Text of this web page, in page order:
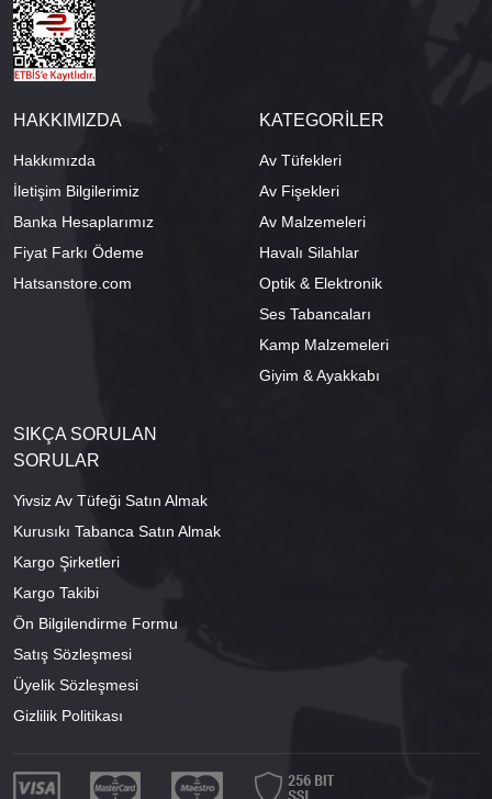
HAKKIMIZDA
Hakkımızda
İletişim Bilgilerimiz
Banka Hesaplarımız
Fiyat Farkı Ödeme
Hatsanstore.com
KATEGORİLER
Av Tüfekleri
Av Fişekleri
Av Malzemeleri
Havalı Silahlar
Optik & Elektronik
Ses Tabancaları
Kamp Malzemeleri
Giyim & Ayakkabı
SIKÇA SORULAN
SORULAR
Yivsiz Av Tüfeği Satın Almak
Kurusıkı Tabanca Satın Almak
Kargo Şirketleri
Kargo Takibi
Ön Bilgilendirme Formu
Satış Sözleşmesi
Üyelik Sözleşmesi
Gizlilik Politikası